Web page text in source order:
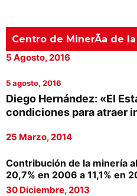
Minería Superficie
Proveedores
Canal Digital
Columnas de Opinión
Designaciones
Centro de MinerÃ­a de
5 Agosto, 2016
5 agosto, 2016
Diego Hernández: «El
condiciones para atraer
25 Marzo, 2014
Contribución de la minería
20,7% en 2006 a 11,1% en
30 Diciembre, 2013